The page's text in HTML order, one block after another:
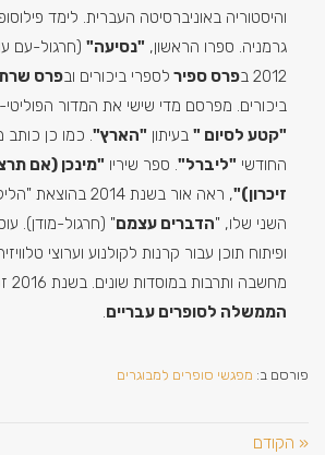
והיסטוריה באוניברסיטה העברית. לימד
גרמניה. ספרו הראשון, "נסיעה" (חרגול-עם
2012 ב
פרס ספיר לספרי ביכורים ובפרס
ביכורים. מפרסם מדי שישי את המדור
"קטע לסיום " בעיתון "הארץ". כמו כן כותב
החודשי "ליברל". ספר שיריו "מינכן (אם
זיכרון)"
, ראה אור בשנת 2014
השני שלו, "הדברים עצמם" (חרגול-מודן).
ופיתוח תוכן עבור קרנות לקולנוע וערוצי
מחשבה ותרבות במוסדות שונים. בשנת 2016 זכה ב
הממשלה לסופרים עבריים.
פורסם ב: מפגשי סופרים למבוגרים
« הקודם